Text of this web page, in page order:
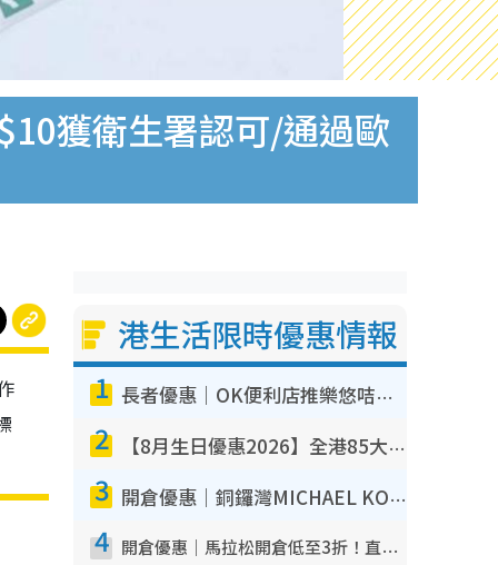
獲衛生署認可/通過歐
港生活限時優惠情報
1 長者優惠｜OK便利店推樂悠咭優惠！買麵包/牛奶/保健品拍卡即減
2 【8月生日優惠2026】全港85大食買玩著數攻略 自助餐/火鍋放題同行免費＋誠品/DONKI送現金券
3 開倉優惠｜銅鑼灣MICHAEL KORS開倉低至17折！直擊$500起買手袋/銀包/鞋款 必買經典Jet Set系列
4 開倉優惠｜馬拉松開倉低至3折！直擊$99起買adidas／New Balance／Puma鞋款 STANLEY保溫杯劈價至$119起